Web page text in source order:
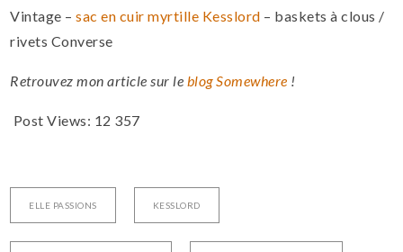
Vintage –sac en cuir myrtille Kesslord – baskets à clous /
rivets Converse
Retrouvez mon article sur le blog Somewhere !
Post Views: 12 357
ELLE PASSIONS KESSLORD